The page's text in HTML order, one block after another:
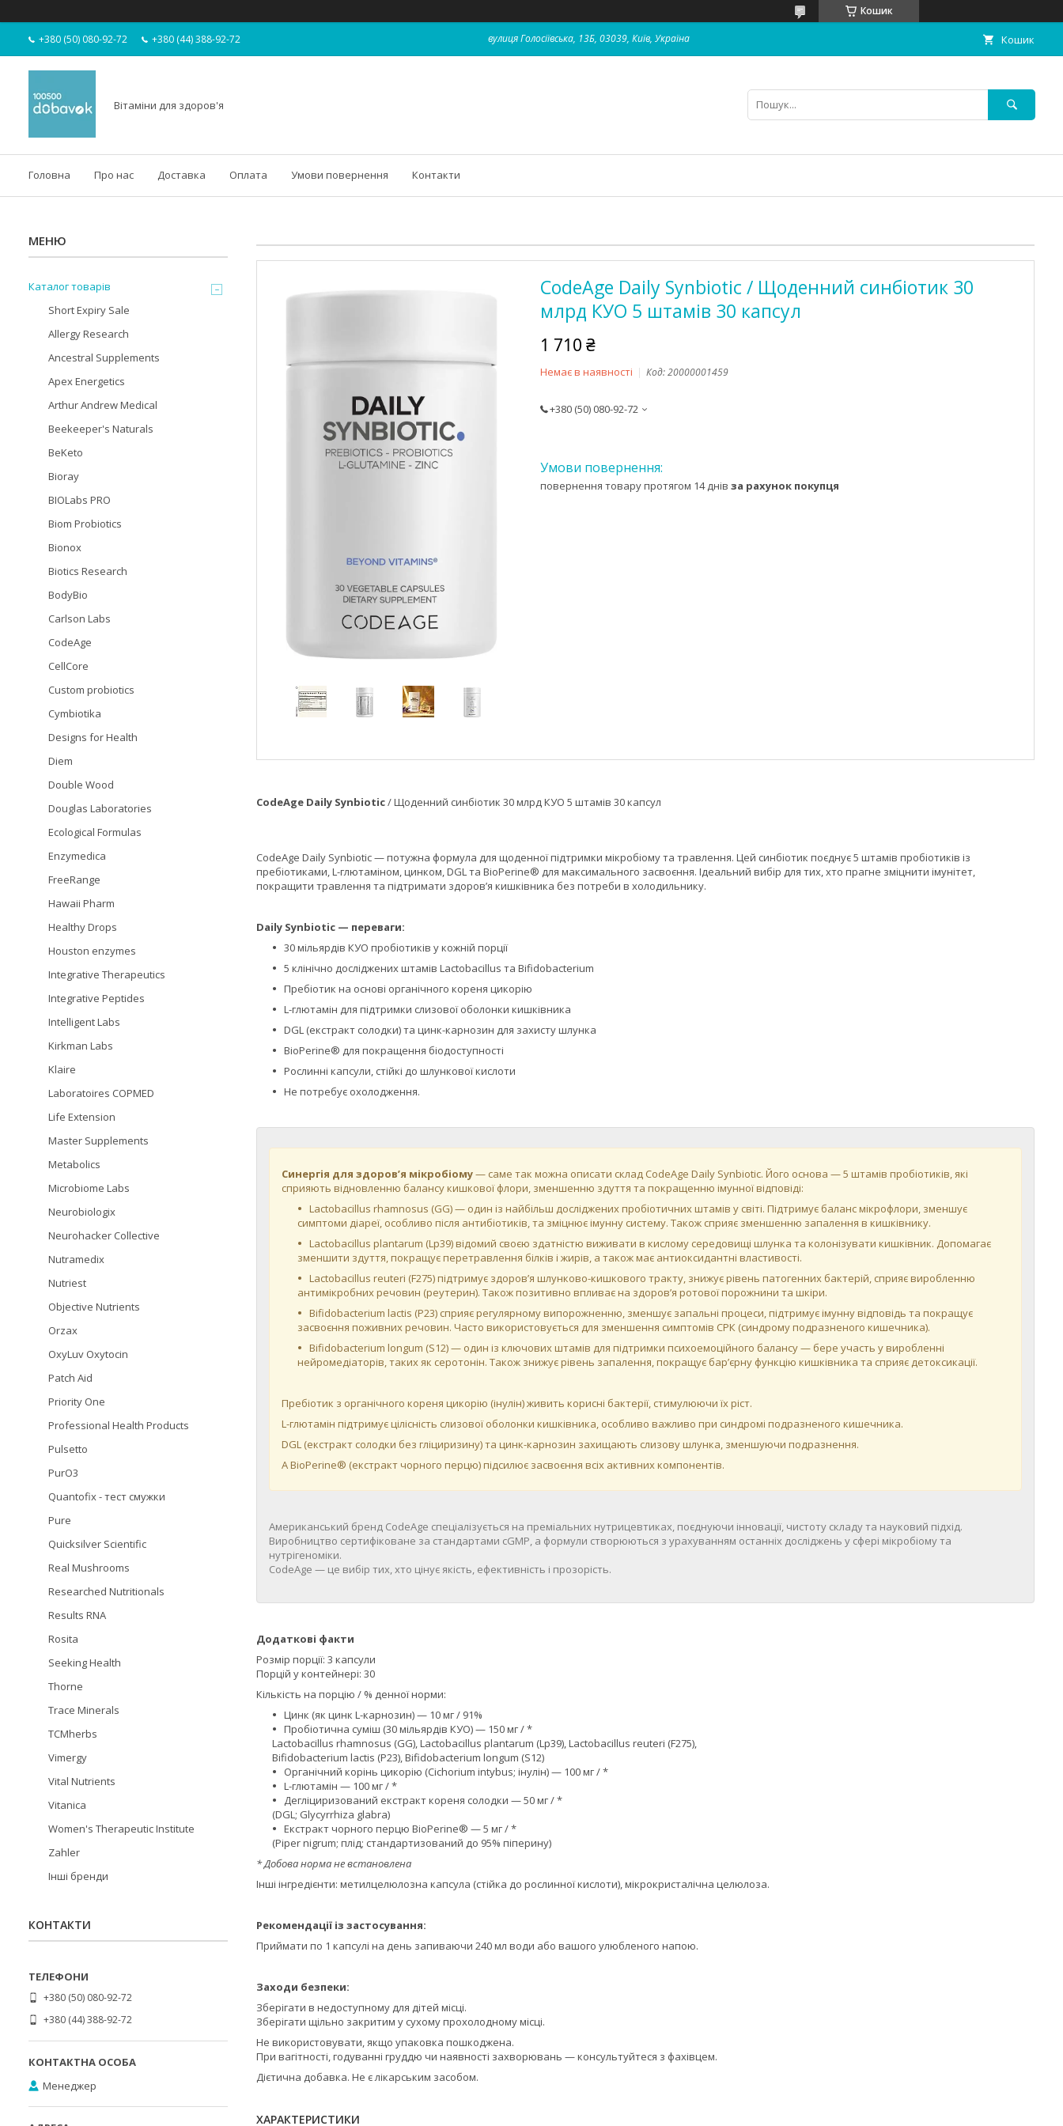
Кошик
+380 (50) 080-92-72 +380 (44) 388-92-72 вулиця Голосіївська, 13Б, 03039, Київ, Україна Кошик
Вітаміни для здоров'я
Головна Про нас Доставка Оплата Умови повернення Контакти
CodeAge Daily Synbiotic / Щоденний синбіотик 30
млрд КУО 5 штамів 30 капсул
1 710 ₴
Немає в наявності Код:20000001459
+380 (50) 080-92-72
повернення товару протягом 14 днів за рахунок покупця
CodeAge Daily Synbiotic/ Щоденний синбіотик 30 млрд КУО 5 штамів 30 капсул
CodeAge Daily Synbiotic — потужна формула для щоденної підтримки мікробіому та травлення. Цей синбіотик поєднує 5 штамів пробіотиків із
пребіотиками, L-глютаміном, цинком, DGL та BioPerine® для максимального засвоєння. Ідеальний вибір для тих, хто прагне зміцнити імунітет,
покращити травлення та підтримати здоров’я кишківника без потреби в холодильнику.
Daily Synbiotic — переваги:
30 мільярдів КУО пробіотиків у кожній порції
5 клінічно досліджених штамів Lactobacillus та Bifidobacterium
Пребіотик на основі органічного кореня цикорію
L-глютамін для підтримки слизової оболонки кишківника
DGL (екстракт солодки) та цинк-карнозин для захисту шлунка
BioPerine® для покращення біодоступності
Рослинні капсули, стійкі до шлункової кислоти
Не потребує охолодження.
Синергія для здоров’я мікробіому— саме так можна описати склад CodeAge Daily Synbiotic. Його основа — 5 штамів пробіотиків, які
сприяють відновленню балансу кишкової флори, зменшенню здуття та покращенню імунної відповіді:
Lactobacillus rhamnosus (GG) — один із найбільш досліджених пробіотичних штамів у світі. Підтримує баланс мікрофлори, зменшує
симптоми діареї, особливо після антибіотиків, та зміцнює імунну систему. Також сприяє зменшенню запалення в кишківнику.
Lactobacillus plantarum (Lp39) відомий своєю здатністю виживати в кислому середовищі шлунка та колонізувати кишківник. Допомагає
зменшити здуття, покращує перетравлення білків і жирів, а також має антиоксидантні властивості.
Lactobacillus reuteri (F275) підтримує здоров’я шлунково-кишкового тракту, знижує рівень патогенних бактерій, сприяє виробленню
антимікробних речовин (реутерин). Також позитивно впливає на здоров’я ротової порожнини та шкіри.
Bifidobacterium lactis (P23) сприяє регулярному випорожненню, зменшує запальні процеси, підтримує імунну відповідь та покращує
засвоєння поживних речовин. Часто використовується для зменшення симптомів СРК (синдрому подразненого кишечника).
Bifidobacterium longum (S12) — о​​​​​дин із ключових штамів для підтримки психоемоційного балансу — бере участь у виробленні
нейромедіаторів, таких як серотонін. Також знижує рівень запалення, покращує бар’єрну функцію кишківника та сприяє детоксикації.
Пребіотик з органічного кореня цикорію (інулін) живить корисні бактерії, стимулюючи їх ріст.
L-глютамін підтримує цілісність слизової оболонки кишківника, особливо важливо при синдромі подразненого кишечника.
DGL (екстракт солодки без гліциризину) та цинк-карнозин захищають слизову шлунка, зменшуючи подразнення.
А BioPerine® (екстракт чорного перцю) підсилює засвоєння всіх активних компонентів.
Американський бренд CodeAge спеціалізується на преміальних нутрицевтиках, поєднуючи інновації, чистоту складу та науковий підхід.
Виробництво сертифіковане за стандартами cGMP, а формули створюються з урахуванням останніх досліджень у сфері мікробіому та
нутрігеноміки.
CodeAge — це вибір тих, хто цінує якість, ефективність і прозорість.
Додаткові факти
Розмір порції: 3 капсули
Порцій у контейнері: 30
Кількість на порцію / % денної норми:
Цинк (як цинк L-карнозин) — 10 мг / 91%
Пробіотична суміш (30 мільярдів КУО) — 150 мг / *
Lactobacillus rhamnosus (GG), Lactobacillus plantarum (Lp39), Lactobacillus reuteri (F275),
Bifidobacterium lactis (P23), Bifidobacterium longum (S12)
Органічний корінь цикорію (Cichorium intybus; інулін) — 100 мг / *
L-глютамін — 100 мг / *
Дегліциризований екстракт кореня солодки — 50 мг / *
(DGL; Glycyrrhiza glabra)
Екстракт чорного перцю BioPerine® — 5 мг / *
(Piper nigrum; плід; стандартизований до 95% піперину)
* Добова норма не встановлена
Інші інгредієнти: метилцелюлозна капсула (стійка до рослинної кислоти), мікрокристалічна целюлоза.
Рекомендації із застосування:
Приймати по 1 капсулі на день запиваючи 240 мл води або вашого улюбленого напою.
Заходи безпеки:
Зберігати в недоступному для дітей місці.
Зберігати щільно закритим у сухому прохолодному місці.
Не використовувати, якщо упаковка пошкоджена.
При вагітності, годуванні груддю чи наявності захворювань — консультуйтеся з фахівцем.
Дієтична добавка. Не є лікарським засобом.
ХАРАКТЕРИСТИКИ
Каталог товарів
Short Expiry Sale
Allergy Research
Ancestral Supplements
Apex Energetics
Arthur Andrew Medical
Beekeeper's Naturals
BeKeto
Bioray
BIOLabs PRO
Biom Probiotics
Bionox
Biotics Research
BodyBio
Carlson Labs
CodeAge
CellCore
Custom probiotics
Cymbiotika
Designs for Health
Diem
Double Wood
Douglas Laboratories
Ecological Formulas
Enzymedica
FreeRange
Hawaii Pharm
Healthy Drops
Houston enzymes
Integrative Therapeutics
Integrative Peptides
Intelligent Labs
Kirkman Labs
Klaire
Laboratoires COPMED
Life Extension
Master Supplements
Metabolics
Microbiome Labs
Neurobiologix
Neurohacker Collective
Nutramedix
Nutriest
Objective Nutrients
Orzax
OxyLuv Oxytocin
Patch Aid
Priority One
Professional Health Products
Pulsetto
PurO3
Quantofix - тест смужки
Pure
Quicksilver Scientific
Real Mushrooms
Researched Nutritionals
Results RNA
Rosita
Seeking Health
Thorne
Trace Minerals
TCMherbs
Vimergy
Vital Nutrients
Vitanica
Women's Therapeutic Institute
Zahler
Інші бренди
КОНТАКТИ
+380 (50) 080-92-72
+380 (44) 388-92-72
Менеджер